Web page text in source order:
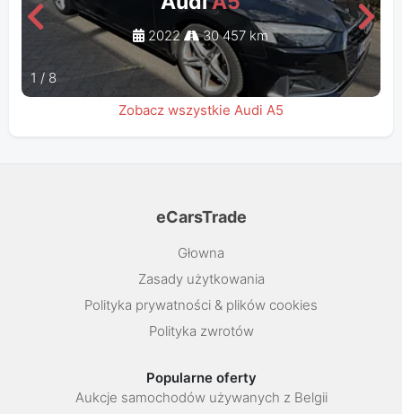
2022 30 457 km
1 / 8
Zobacz wszystkie Audi A5
eCarsTrade
Głowna
Zasady użytkowania
Polityka prywatności & plików cookies
Polityka zwrotów
Popularne oferty
Aukcje samochodów używanych z Belgii